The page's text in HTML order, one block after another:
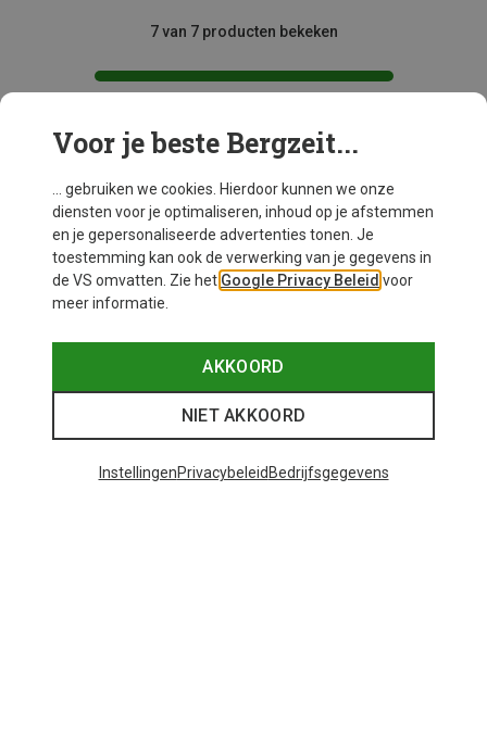
7 van 7 producten bekeken
Mogelijk interessant voor je
Voor je beste Bergzeit...
... gebruiken we cookies. Hierdoor kunnen we onze
diensten voor je optimaliseren, inhoud op je afstemmen
en je gepersonaliseerde advertenties tonen. Je
toestemming kan ook de verwerking van je gegevens in
de VS omvatten. Zie het Google Privacy Beleid voor
meer informatie.
AKKOORD
NIET AKKOORD
InstellingenPrivacybeleid Bedrijfsgegevens